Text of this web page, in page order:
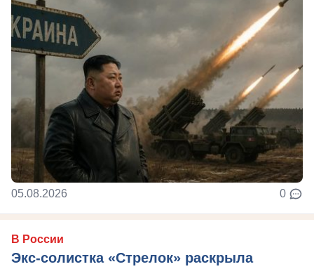
05.08.2026 0
В России
Экс-солистка «Стрелок» раскрыла